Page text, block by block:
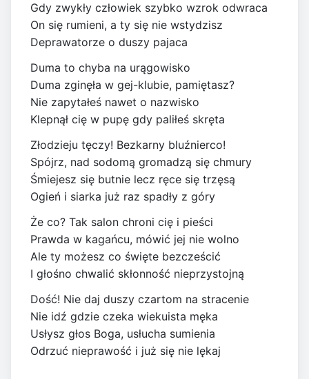
Gdy zwykły człowiek szybko wzrok odwraca
On się rumieni, a ty się nie wstydzisz
Deprawatorze o duszy pajaca
Duma to chyba na urągowisko
Duma zginęła w gej-klubie, pamiętasz?
Nie zapytałeś nawet o nazwisko
Klepnął cię w pupę gdy paliłeś skręta
Złodzieju tęczy! Bezkarny bluźnierco!
Spójrz, nad sodomą gromadzą się chmury
Śmiejesz się butnie lecz ręce się trzęsą
Ogień i siarka już raz spadły z góry
Że co? Tak salon chroni cię i pieści
Prawda w kagańcu, mówić jej nie wolno
Ale ty możesz co święte bezcześcić
I głośno chwalić skłonność nieprzystojną
Dość! Nie daj duszy czartom na stracenie
Nie idź gdzie czeka wiekuista męka
Usłysz głos Boga, usłucha sumienia
Odrzuć nieprawość i już się nie lękaj